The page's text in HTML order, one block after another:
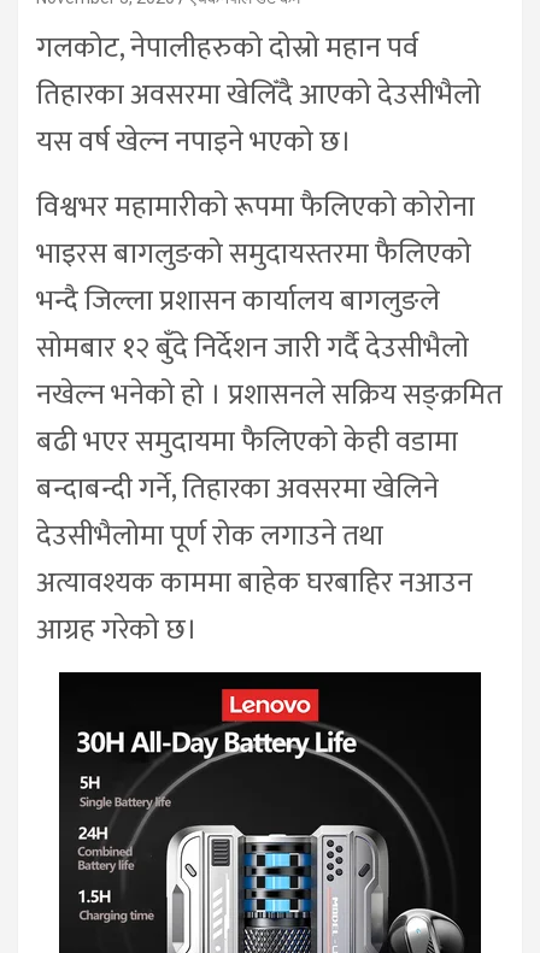
गलकोट, नेपालीहरुको दोस्रो महान पर्व
तिहारका अवसरमा खेलिँदै आएको देउसीभैलो
यस वर्ष खेल्न नपाइने भएको छ।
विश्वभर महामारीको रूपमा फैलिएको कोरोना
भाइरस बागलुङको समुदायस्तरमा फैलिएको
भन्दै जिल्ला प्रशासन कार्यालय बागलुङले
सोमबार १२ बुँदे निर्देशन जारी गर्दै देउसीभैलो
नखेल्न भनेको हो । प्रशासनले सक्रिय सङ्क्रमित
बढी भएर समुदायमा फैलिएको केही वडामा
बन्दाबन्दी गर्ने, तिहारका अवसरमा खेलिने
देउसीभैलोमा पूर्ण रोक लगाउने तथा
अत्यावश्यक काममा बाहेक घरबाहिर नआउन
आग्रह गरेको छ।